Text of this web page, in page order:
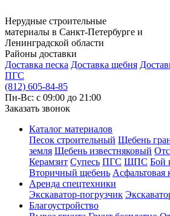
Нерудные строительные
материалы в Санкт-Петербурге и
Ленинградской области
Районы доставки
Доставка песка Доставка щебня
ПГС
(812) 605-84-85
Пн-Вс: с 09:00 до 21:00
Заказать звонок
Каталог материалов
Песок строительный Щебень
земля Щебень известняковый
Керамзит Супесь ПГС ЩПС Бой
Вторичный щебень Асфальтовая
Аренда спецтехники
Экскаватор-погрузчик
Благоустройство